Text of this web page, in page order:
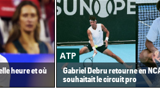
heure et où
ATP
Gabriel Debru retourne en
souhaitait le circuit pro